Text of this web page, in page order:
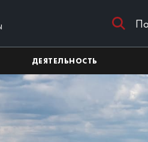
ДЕЯТЕЛЬНОСТЬ